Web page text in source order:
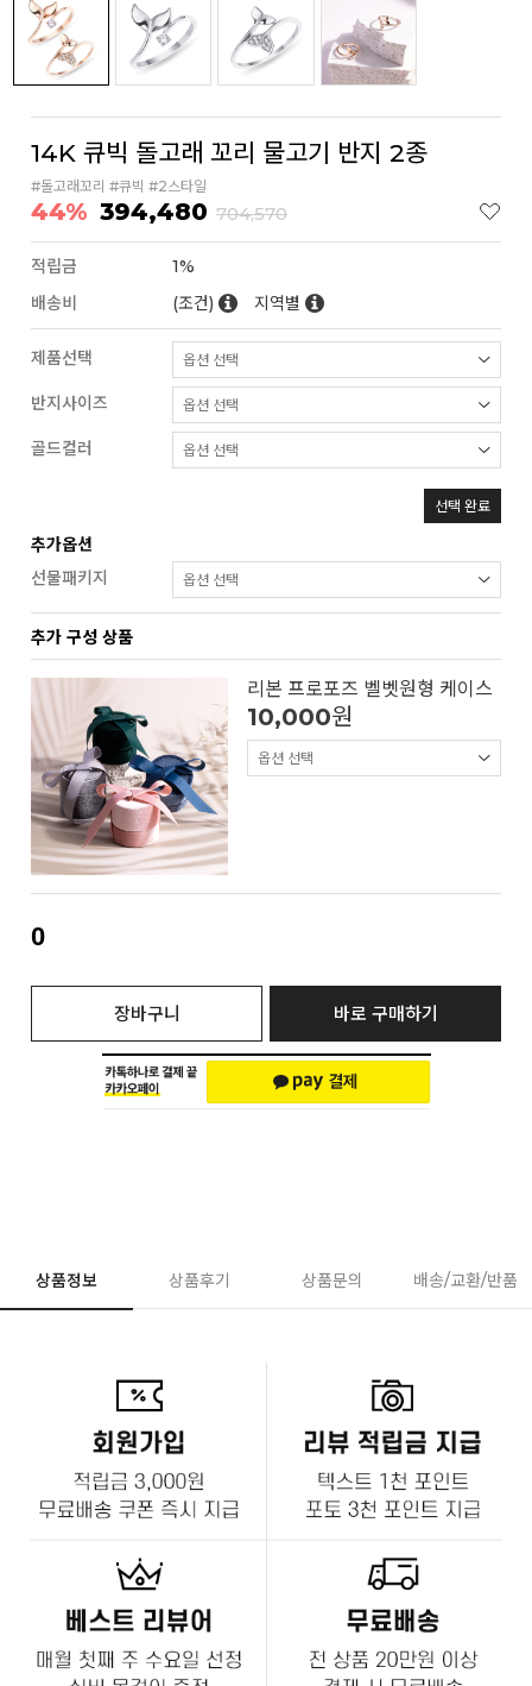
14K 큐빅 돌고래 꼬리 물고기 반지 2종
#돌고래꼬리 #큐빅 #2스타일
44% 394,480 704,570
적립금
1%
배송비
(조건) 지역별
제품선택
반지사이즈
골드컬러
선택 완료
추가옵션
선물패키지
추가 구성 상품
리본 프로포즈 벨벳원형 케이스
10,000원
0
장바구니 바로 구매하기
상품정보 상품후기 상품문의 배송/교환/반품